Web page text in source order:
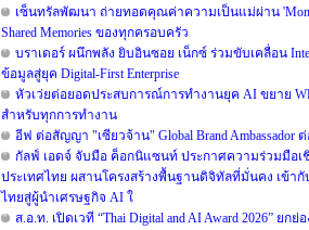
เซ็นทรัลพัฒนา ถ่ายทอดคุณค่าความเป็นแม่ผ่าน 'Mom
Shared Memories ของทุกครอบครัว
บราเดอร์ ผนึกพลัง ยิบอินซอย เน็กซ์ ร่วมขับเคลื่อน
ข้อมูลสู่ยุค Digital-First Enterprise
หัวเว่ยต่อยอดประสบการณ์การทำงานยุค AI ขยาย
สำหรับทุกการทำงาน
อีฟ ต่อสัญญา "เซียวจ้าน" Global Brand
กัลฟ์ เอดจ์ จับมือ ค็อกนิแซนท์ ประกาศความร่วมมือเ
ประเทศไทย ผสานโครงสร้างพื้นฐานดิจิทัลที่มั่นคง เข้
ไทยสู่ผู้นำเศรษฐกิจ AI ใ
ส.อ.ท. เปิดเวที “Thai Digital and AI Award 2026” ย